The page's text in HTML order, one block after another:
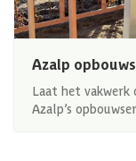
Azalp
Laat het vakwerk
Azalp’s